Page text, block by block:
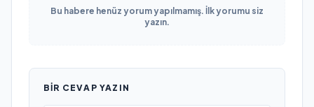
Bu habere henüz yorum yapılmamış. İlk yorumu siz
yazın.
BIR CEVAP YAZIN